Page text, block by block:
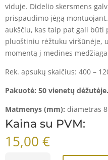
viduje. Didelio skersmens
prispaudimo jėgą
aukščiu, kas taip pat gali būti
pluoštiniu rėžtuku viršūnėje,
momentą į medines
Rek. apsukų skaičius: 400 –
Pakuotė: 50 vienetų dėžutėje.
Matmenys (mm): diametras
Kaina su PVM:
15,00 €